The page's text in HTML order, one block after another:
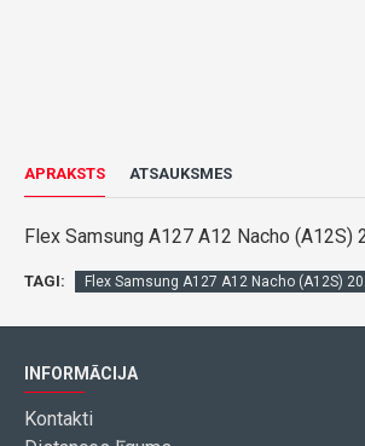
APRAKSTS ATSAUKSMES
Flex Samsung A127 A12 Nacho
TAGI: Flex Samsung A127 A12 Nacho (A12S)
INFORMĀCIJA
Kontakti